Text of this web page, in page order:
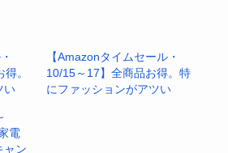
24時間前～「ウォッチリスト追
「カートに入れる」）
。
い
【Amazonタイムセール・
10/15～17】全商品お得。特
にファッションがアツい
電
ャン